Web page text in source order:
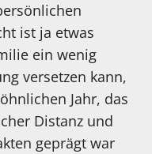
ist ja etwas
ein wenig
versetzen kann,
Jahr, das
Distanz und
geprägt war